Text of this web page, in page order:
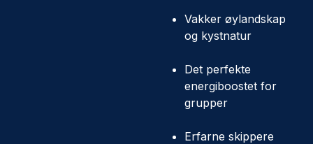
Vakker øylandskap
og kystnatur
Det perfekte
energiboostet for
grupper
Erfarne skippere